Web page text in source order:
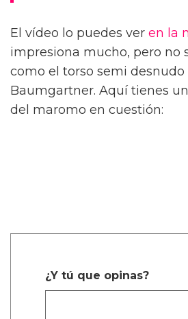
El vídeo lo puedes ver en la
impresiona mucho, pero no
como el torso semi desnudo
Baumgartner. Aquí tienes
del maromo en cuestión:
¿Y tú que opinas?